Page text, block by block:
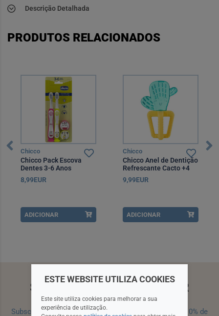
Descrição Detalhada
PRODUTOS RELACIONADOS
Chicco
Chicco Pack Escova
Dentes 3-6 Anos
Hipopótamo/Panda x2
8,99EUR
ADICIONAR
Chicco
Chicco Anel de Dentição
Refrescante Cacto +4
Meses
9,99EUR
ADICIONAR
SUBSCREVA A NEWSLETTER
Subscreva a nossa newsletter e receba um cupão de 10% de
ESTE WEBSITE UTILIZA COOKIES
Este site utiliza cookies para melhorar a sua
experiência de utilização.